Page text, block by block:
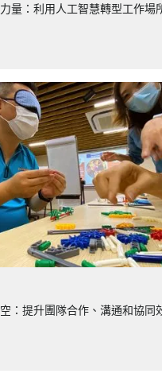
量：利用人工智慧轉型工作場
：提升團隊合作、溝通和協同